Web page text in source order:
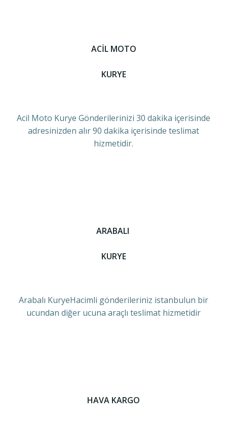
ACİL MOTO
KURYE
Acil Moto Kurye Gönderilerinizi 30 dakika içerisinde
adresinizden alır 90 dakika içerisinde teslimat
hizmetidir.
ARABALI
KURYE
Arabalı KuryeHacimli gönderileriniz istanbulun bir
ucundan diğer ucuna araçlı teslimat hizmetidir
HAVA KARGO